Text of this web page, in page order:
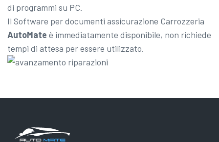
di programmi su PC.
Il Software per documenti assicurazione Carrozzeria
AutoMate è immediatamente disponibile, non richiede
tempi di attesa per essere utilizzato.